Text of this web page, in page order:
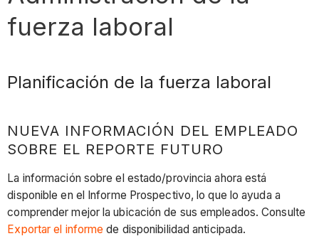
fuerza laboral
Planificación de la fuerza laboral
NUEVA INFORMACIÓN DEL EMPLEADO
SOBRE EL REPORTE FUTURO
La información sobre el estado/provincia ahora está
disponible en el Informe Prospectivo, lo que lo ayuda a
comprender mejor la ubicación de sus empleados. Consulte
Exportar el informe de disponibilidad anticipada.